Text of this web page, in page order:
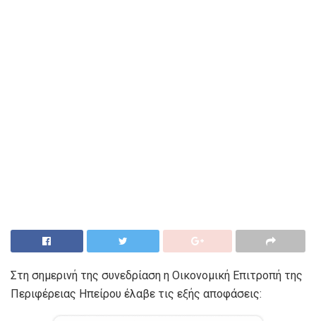
Στη σημερινή της συνεδρίαση η Οικονομική Επιτροπή της
Περιφέρειας Ηπείρου έλαβε τις εξής αποφάσεις: